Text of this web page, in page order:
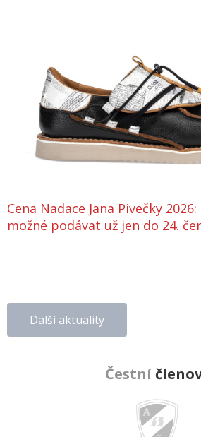
Cena Nadace Jana Pivečky
možné podávat už jen do 24.
Další aktuality
Čestní